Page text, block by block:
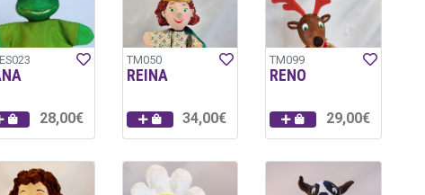
28,00€
TM050
REINA
34,00€
TM099
RENO
29,00€